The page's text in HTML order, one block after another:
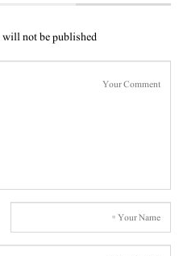
not be published.